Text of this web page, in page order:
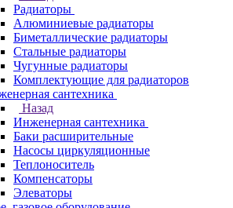
Радиаторы
Алюминиевые радиаторы
Биметаллические радиаторы
Стальные радиаторы
Чугунные радиаторы
Комплектующие для радиаторов
сантехника
Назад
Инженерная сантехника
Баки расширительные
Насосы циркуляционные
Теплоноситель
Компенсаторы
Элеваторы